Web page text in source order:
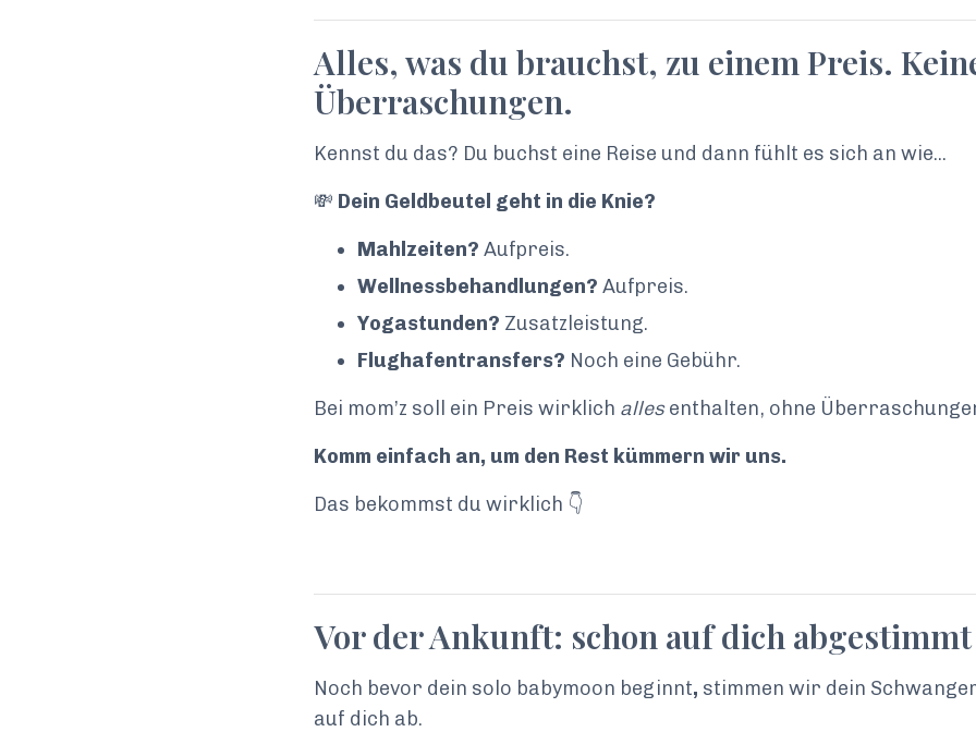
Alles, was du brauchst, zu einem Preis.
Überraschungen.
Kennst du das? Du buchst eine Reise und dann fühlt es sich an wie...
💸 Dein Geldbeutel geht in die Knie?
Mahlzeiten? Aufpreis.
Wellnessbehandlungen? Aufpreis.
Yogastunden? Zusatzleistung.
Flughafentransfers? Noch eine Gebühr.
Bei mom’z soll ein Preis wirklich allesenthalten, ohne
Komm einfach an, um den Rest kümmern wir uns.
Das bekommst du wirklich 👇
Vor der Ankunft: schon auf dich abgestimmt
Noch bevor dein solo babymoon beginnt, stimmen wir dein
auf dich ab.